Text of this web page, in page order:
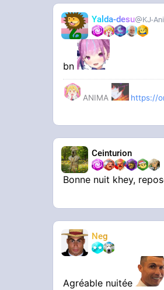
Yalda-desu KJ-
bn
ANIMA https://
Ceinturion
Bonne nuit khey,
Neg
Agréable nuitée